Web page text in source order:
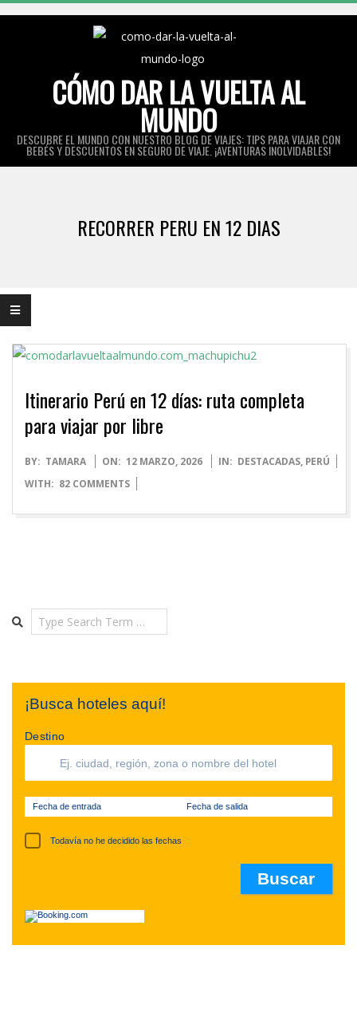
CÓMO DAR LA VUELTA AL
MUNDO
DESCUBRE EL MUNDO CON NUESTRO BLOG DE VIAJES: TIPS PARA VIAJAR CON
BEBÉS Y DESCUENTOS EN SEGURO DE VIAJE. ¡AVENTURAS INOLVIDABLES!
RECORRER PERU EN 12 DIAS
Itinerario Perú en 12 días: ruta completa
para viajar por libre
2026-
03-
BY: TAMARA ON: 12 MARZO, 2026 IN: DESTACADAS, PERÚ
WITH: 82 COMMENTS
Search
¡Busca hoteles aquí!
Destino
Fecha de entrada Fecha de salida
Todavía no he decidido las fechas